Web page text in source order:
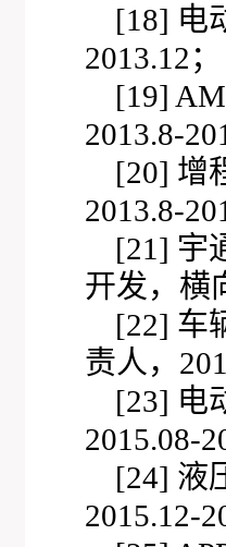
[18] 电
2013.12；
[19]
2013.8-
[20] 增
2013.8-
[21] 宇
开发，横
[22] 车
责人，
[23] 电
2015.08-
[24] 液
2015.12-